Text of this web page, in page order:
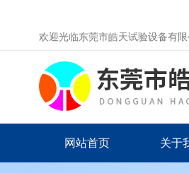
欢迎光临东莞市皓天试验设备有限
网站首页 关于